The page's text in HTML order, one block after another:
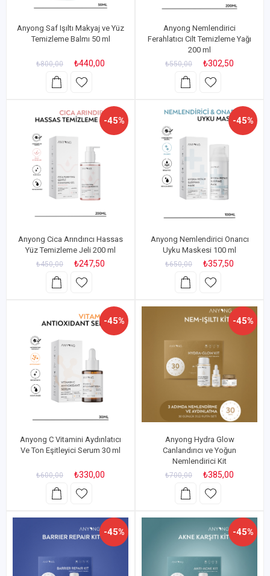
Anyong Saf Işıltı Makyaj ve Yüz
Temizleme Balmı 50 ml
₺800,00 ₺440,00
Anyong Nemlendirici
Ferahlatıcı Cilt Temizleme Yağı
200 ml
₺550,00 ₺302,50
-45%
Anyong Cica Arındırıcı Hassas
Yüz Temizleme Jeli 200 ml
₺450,00 ₺247,50
-45%
Anyong Nemlendirici Onarıcı
Uyku Maskesi 100 ml
₺650,00 ₺357,50
-45%
Anyong C Vitamini Aydınlatıcı
Ve Ton Eşitleyici Serum 30 ml
₺600,00 ₺330,00
-45%
Anyong Hydra Glow
Canlandırıcı ve Yoğun
Nemlendirici Kit
₺700,00 ₺385,00
-45% -45%